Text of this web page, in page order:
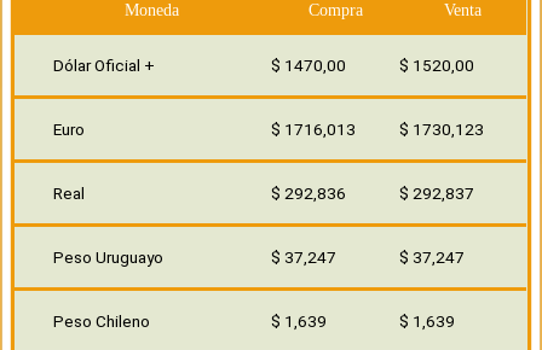
Moneda Compra Venta
Dólar Oficial + $ 1470,00 $ 1520,00
Euro $ 1716,013 $ 1730,123
Real $ 292,836 $ 292,837
Peso Uruguayo $ 37,247 $ 37,247
Peso Chileno $ 1,639 $ 1,639